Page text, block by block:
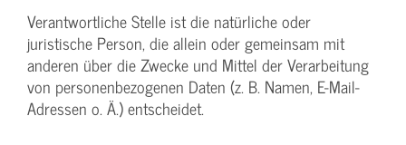
Verantwortliche Stelle ist die natürliche oder
juristische Person, die allein oder gemeinsam mit
anderen über die Zwecke und Mittel der Verarbeitung
von personenbezogenen Daten (z. B. Namen, E-Mail-
Adressen o. Ä.) entscheidet.